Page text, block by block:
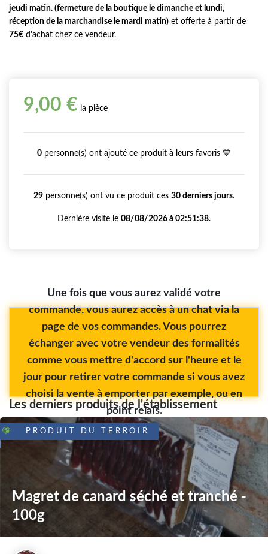
jeudi matin. (fermeture de la boutique le dimanche et lundi,
réception de la marchandise le mardi matin) et offerte à partir de
75€ d'achat chez ce vendeur.
9,00 € la pièce
0 personne(s) ont ajouté ce produit à leurs favoris 💙
29 personne(s) ont vu ce produit ces 30 derniers jours.
Dernière visite le 08/08/2026 à 02:51:38.
Une fois que vous aurez validé votre
commande, vous aurez accès à un chat via la
page de vos commandes. Vous pourrez
échanger avec votre vendeur des formalités
comme vous mettre d'accord sur l'heure et le
jour pour retirer votre commande si vous avez
choisi la vente à emporter par exemple, ou en
point relais.
Les derniers produits de l'établissement
PRODUIT DU TERROIR
Magret de canard séché et tranché -
100g